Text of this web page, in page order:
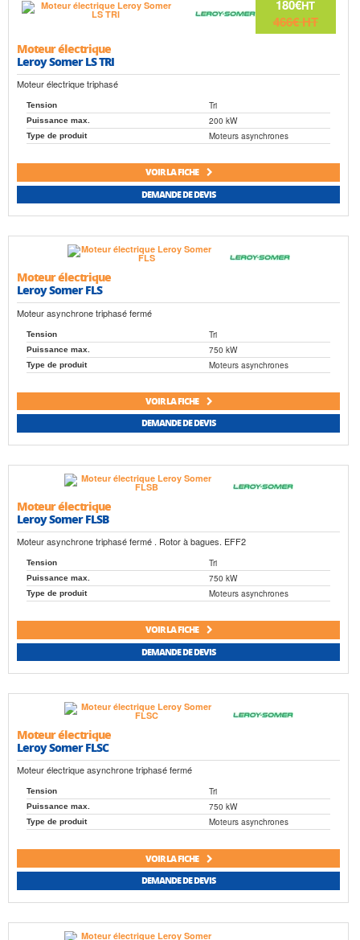
180€HT
466€HT
Moteur électrique
Leroy Somer LS TRI
Moteur électrique triphasé
Tension Tri
Puissance max. 200 kW
Type de produit Moteurs asynchrones
VOIR LA FICHE
DEMANDE DE DEVIS
Moteur électrique
Leroy Somer FLS
Moteur asynchrone triphasé fermé
Tension Tri
Puissance max. 750 kW
Type de produit Moteurs asynchrones
VOIR LA FICHE
DEMANDE DE DEVIS
Moteur électrique
Leroy Somer FLSB
Moteur asynchrone triphasé fermé . Rotor à bagues. EFF2
Tension Tri
Puissance max. 750 kW
Type de produit Moteurs asynchrones
VOIR LA FICHE
DEMANDE DE DEVIS
Moteur électrique
Leroy Somer FLSC
Moteur électrique asynchrone triphasé fermé
Tension Tri
Puissance max. 750 kW
Type de produit Moteurs asynchrones
VOIR LA FICHE
DEMANDE DE DEVIS